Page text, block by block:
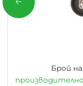
Брой